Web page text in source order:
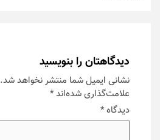
دیدگاهتان را بنویسید
نشانی ایمیل شما منتشر نخواهد شد.
علامت‌گذاری شده‌اند*
دیدگاه*